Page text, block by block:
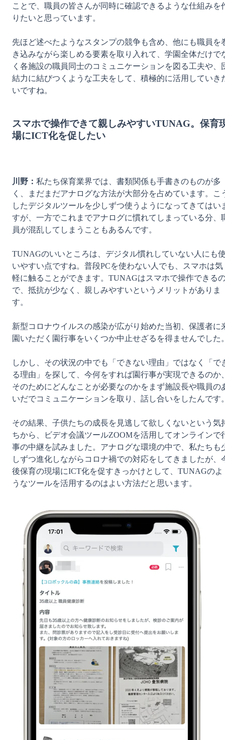
ことで、職員の皆さんが同時に確認できるような仕組みを
りたいと思っています。
先ほど述べたようなスタンプの競争も含め、他にも職員を
き込みながら楽しめる要素を取り入れて、学園全体だけで
く各施設の職員同士のコミュニケーションを図る工夫や、
結力に結びつくような工夫をして、積極的に活用していき
いですね。
スマホで操作できて親しみやすいTUNAG。保育
場にICT化を促したい
川野： 私たち保育業界では、書類関係も手書きのものが多
く、まだまだアナログな方法が大部分を占めています。こ
したデジタルツールを少しずつ使うようになってきてはい
すが、一方でこれまでアナログに慣れてしまっている分、
員が混乱してしまうこともあるんです。
TUNAGのいいところは、デジタル慣れしていない人にも
いやすい点ですね。普段PCを使わない人でも、スマホは気
軽に触ることができます。TUNAGはスマホで操作できる
で、抵抗が少なく、親しみやすいというメリットがありま
す。
新型コロナウイルスの感染が広がり始めた当初、保護者に
園いただく園行事をいくつか中止せざるを得ませんでした
しかし、その状況の中でも「できない理由」ではなく「で
る理由」を探して、今何をすれば園行事が実現できるのか
そのためにどんなことが必要なのかをまず施設長や職員の
いだでコミュニケーションを取り、話し合いをしたんです
その結果、子供たちの成長を見逃して欲しくないという気
ちから、ビデオ会議ツールZOOMを活用してオンラインで
事の中継を試みました。アナログな環境の中で、私たちも
しずつ進化しながらコロナ禍での対応をしてきましたが、
後保育の現場にICT化を促すきっかけとして、TUNAGのよ
うなツールを活用するのはよい方法だと思います。